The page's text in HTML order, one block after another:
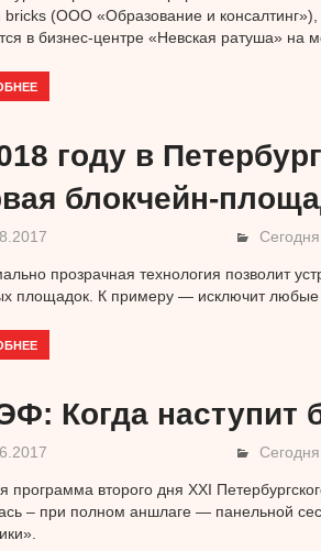
bricks (ООО «Образование и консалтинг»),
в бизнес-центре «Невская ратуша»
году в
блокчейн-
Сегодня
прозрачная технология позволит
площадок. К примеру — исключит любые
Когда наступит
Сегодня
программа второго дня XXI
– при полном аншлаге — панельной